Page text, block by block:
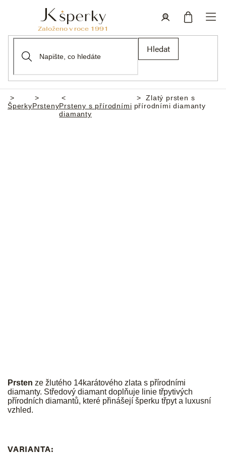
Hledat
Domů
ŠperkyPrstenyPrsteny s přírodními
diamanty
Zlatý prsten s
přírodními diamanty
Prsten ze žlutého 14karátového zlata s přírodními
diamanty. Středový diamant doplňuje linie třpytivých
přírodních diamantů, které přinášejí šperku třpyt a luxusní
vzhled.
VARIANTA: